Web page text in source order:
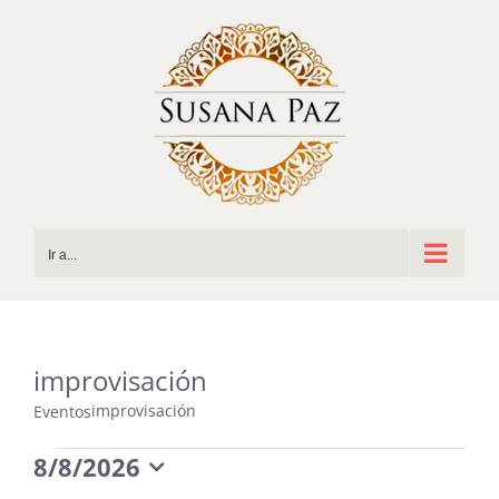
Ir a...
improvisación
Eventosimprovisación
8/8/2026